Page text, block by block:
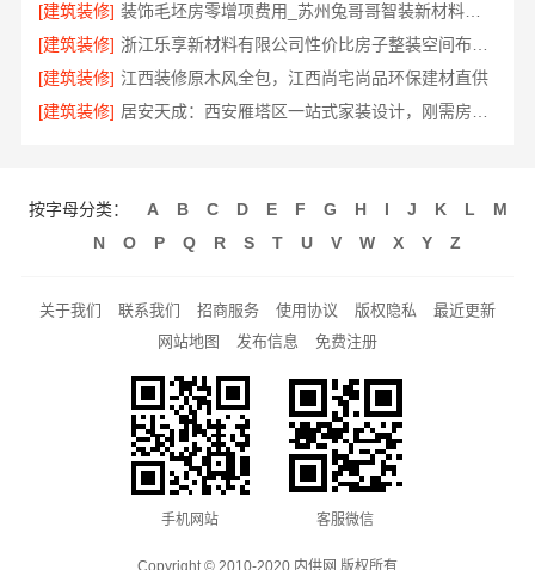
[建筑装修]
装饰毛坯房零增项费用_苏州兔哥哥智装新材料有限公司
[建筑装修]
浙江乐享新材料有限公司性价比房子整装空间布局上门服务
[建筑装修] 江西装修原木风全包，江西尚宅尚品环保建材直供
[建筑装修]
按字母分类： A B C D E F G H I J K L
M
N
O P Q R S T U V W X Y Z
关于我们 联系我们 招商服务 使用协议 版权隐私
最近更新
网站地图
发布信息 免费注册
手机网站 客服微信
Copyright © 2010-2020 内供网 版权所有